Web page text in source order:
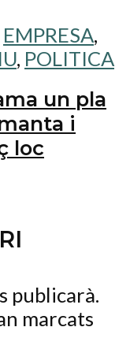
EMPRESA,
, POLITICA
un pla
i
loc
publicarà.
marcats